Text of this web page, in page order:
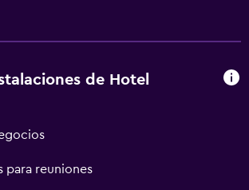
de Hotel
para reuniones